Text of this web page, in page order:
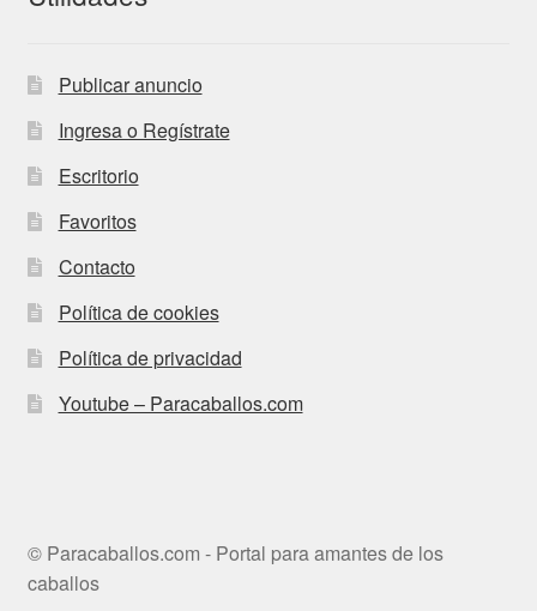
Publicar anuncio
Ingresa o Regístrate
Escritorio
Favoritos
Contacto
Política de cookies
Política de privacidad
Youtube – Paracaballos.com
© Paracaballos.com - Portal para amantes de los
caballos